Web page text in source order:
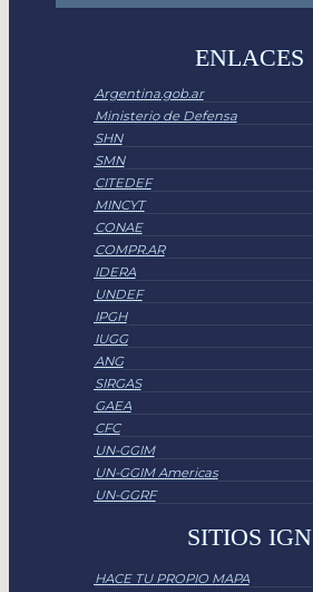
ENLACES
Argentina.gob.ar
Ministerio de Defensa
SHN
SMN
CITEDEF
MINCYT
CONAE
COMPR.AR
IDERA
UNDEF
IPGH
IUGG
ANG
SIRGAS
GAEA
CFC
UN-GGIM
UN-GGIM Americas
UN-GGRF
SITIOS IGN
HACE TU PROPIO MAPA